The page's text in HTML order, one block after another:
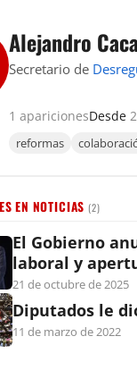
Alejandro
Secretario de
1 aparicionesDesde
reformas
EN NOTICIAS (2)
El Gobierno
laboral y
21 de octubre de 2025
Diputados le
11 de marzo de 2022